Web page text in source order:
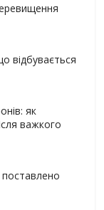
відбувається
як
важкого
поставлено